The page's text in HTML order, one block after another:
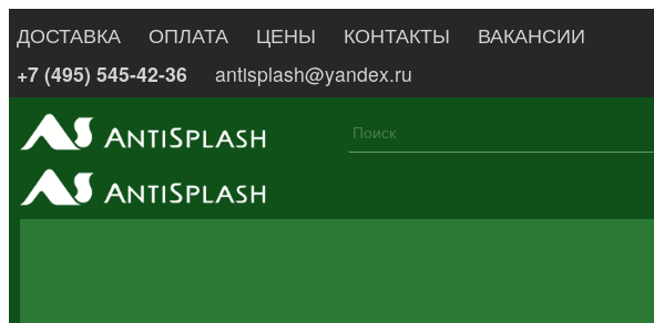
ДОСТАВКА ОПЛАТА ЦЕНЫ КОНТАКТЫ
ВАКАНСИИ
+7 (495) 545-42-36
antisplash@yandex.ru